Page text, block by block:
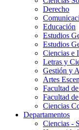
Derecho
Educación
Estudios
Estudios
Ciencias e
Letras y
Gestión y
Artes
Facultad
Facultad
Ciencias
Departamentos
Ciencias -